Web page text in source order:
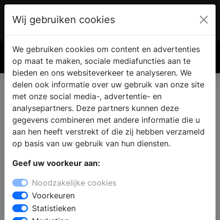
€ 0.00
Wij gebruiken cookies
We gebruiken cookies om content en advertenties
op maat te maken, sociale mediafuncties aan te
bieden en ons websiteverkeer te analyseren. We
delen ook informatie over uw gebruik van onze site
met onze social media-, advertentie- en
analysepartners. Deze partners kunnen deze
gegevens combineren met andere informatie die u
aan hen heeft verstrekt of die zij hebben verzameld
op basis van uw gebruik van hun diensten.
Geef uw voorkeur aan:
Noodzakelijke cookies
Voorkeuren
Statistieken